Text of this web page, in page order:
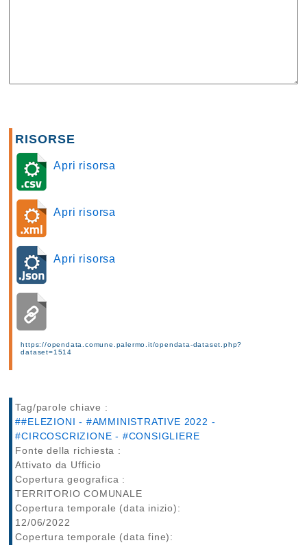
RISORSE
Apri risorsa
Apri risorsa
Apri risorsa
https://opendata.comune.palermo.it/opendata-dataset.php?
dataset=1514
Tag/parole chiave :
##ELEZIONI - #AMMINISTRATIVE 2022 -
#CIRCOSCRIZIONE - #CONSIGLIERE
Fonte della richiesta :
Attivato da Ufficio
Copertura geografica :
TERRITORIO COMUNALE
Copertura temporale (data inizio):
12/06/2022
Copertura temporale (data fine):